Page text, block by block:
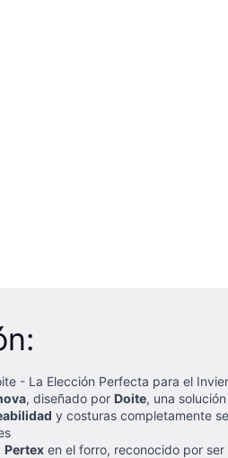
- La Elección Perfecta para el
, diseñado por Doite, una
y costuras completamente
Pertex en el forro, reconocido por